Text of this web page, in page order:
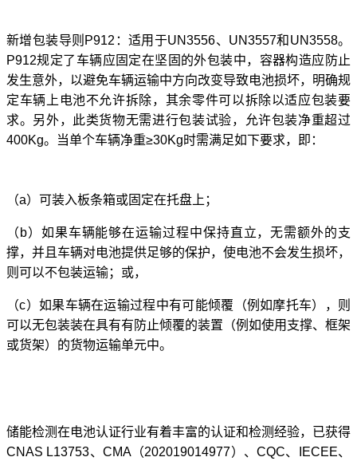
新增包装导则 P912：适用于UN3556、UN3557和UN3558。
P912规定了车辆应固定在坚固的外包装中，容器构造应防止
发生意外，以避免车辆运输中方向改变导致电池损坏，明确规
定车辆上电池不允许拆除，其余零件可以拆除以适应包装要
求。另外，此类货物无需进行包装试验，允许包装净重超过
400Kg。当单个车辆净重≥30Kg时需满足如下要求，即：
（a）可装入板条箱或固定在托盘上；
（ b）如果车辆能够在运输过程中保持直立，无需额外的支
撑，并且车辆对电池提供足够的保护，使电池不会发生损坏，
则可以不包装运输；或，
（c）如果车辆在运输过程中有可能倾覆（例如摩托车），则
可以无包装装在具有有防止倾覆的装置（例如使用支撑、框架
或货架）的货物运输单元中。
储能检测在电池认证行业有着丰富的认证和检测经验，已获得
CNAS L13753、 CMA（202019014977）、CQC、 IECEE、